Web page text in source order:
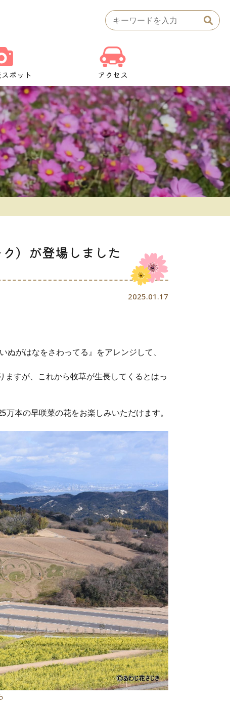
検
索:
ポット アクセス
）が登場しました
2025.01.17
ぬがはなをさわってる』をアレンジして、
すが、これから牧草が生長してくるとはっ
本の早咲菜の花をお楽しみいただけます。